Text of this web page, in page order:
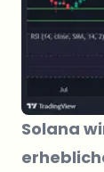
Solana